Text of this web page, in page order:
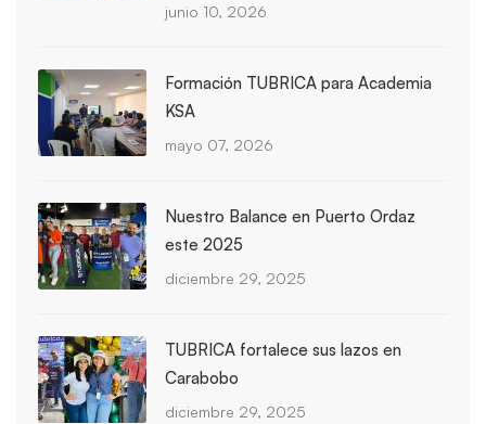
junio 10, 2026
Formación TUBRICA para Academia
KSA
mayo 07, 2026
Nuestro Balance en Puerto Ordaz
este 2025
diciembre 29, 2025
TUBRICA fortalece sus lazos en
Carabobo
diciembre 29, 2025